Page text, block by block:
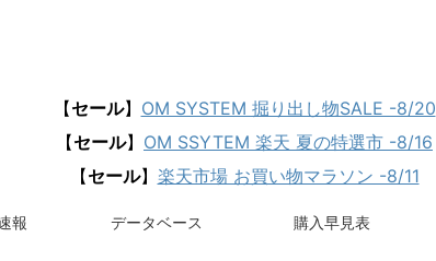
【セール】 OM SYSTEM 掘り出し物SALE -8/20
【セール】 OM SSYTEM 楽天 夏の特選市 -8/16
【セール】 楽天市場 お買い物マラソン -8/11
報 データベース 購入早見表